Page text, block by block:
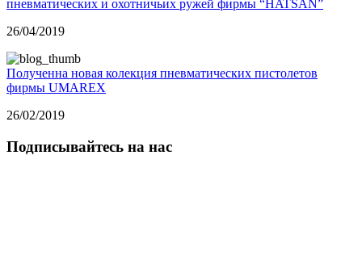
пневматических и охотничьих ружей фирмы “HATSAN”
26/04/2019
Полученна новая колекция пневматических пистолетов
фирмы UMAREX
26/02/2019
Подписывайтесь на нас